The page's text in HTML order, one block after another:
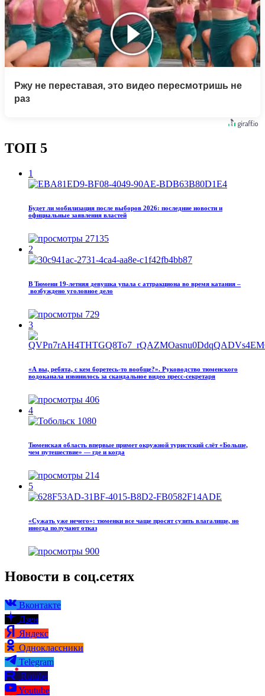
Ржу не переставая, это видео пересмотришь не
раз
ТОП 5
1
Будет ли мобилизация после выборов 2026: последние новости и
официальные заявления властей
27135
2
В Тюмени 19‑летняя девушка упала с аттракциона во время катания –
возбуждено уголовное дело
729
3
«А вы, ребята, с кем боретесь‑то вообще?». Руководство тюменского
водоканала извинилось за скандальное видео пресс-секретаря
406
4
Тюменская область впервые примет окружной туристский слёт «Больше,
чем путешествие» — где и когда
214
5
«Сужать уже нечего»: тюменки все чаще просят сузить влагалище, но
иногда получают отказ
900
Новости в соц.сетях
Вконтакте
Дзен
Яндекс
Одноклассники
Telegram
Rutube
Youtube